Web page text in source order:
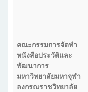
คณะกรรมการจัดทำ
หนังสือประวัติและ
พัฒนาการ
มหาวิทยาลัยมหาจุฬา
ลงกรณราชวิทยาลัย